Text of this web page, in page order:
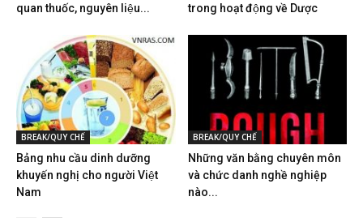
quan thuốc, nguyên liệu...
trong hoạt động về Dược
BREAK/QUY CHẾ
Bảng nhu cầu dinh dưỡng
khuyến nghị cho người Việt
Nam
BREAK/QUY CHẾ
Những văn bằng chuyên môn
và chức danh nghề nghiệp
nào...